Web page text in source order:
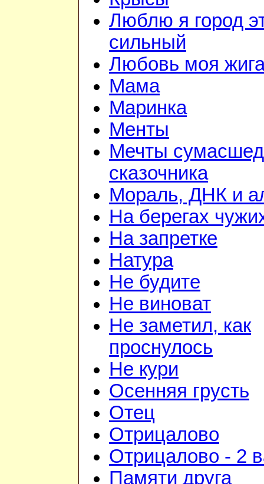
Люблю я город
сильный
Любовь моя
Мама
Маринка
Менты
Мечты
сказочника
Мораль, ДНК и
На берегах
На запретке
Натура
Не будите
Не виноват
Не заметил, как
проснулось
Не кури
Осенняя грусть
Отец
Отрицалово
Отрицалово - 2
Памяти друга